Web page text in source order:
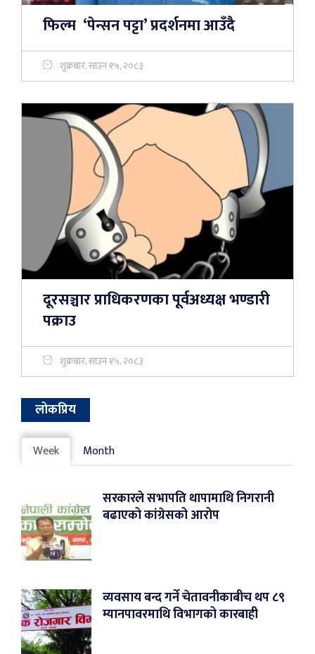
फिल्म ‘पेन्सन पट्टा’ प्रदर्शनमा आउँदै
शुक्रबार, साउन १५, २०८३
दूरसञ्चार प्राधिकरणका पूर्वअध्यक्ष भण्डारी
पक्राउ
शुक्रबार, साउन १५, २०८३
लोकप्रिय
Week Month
सरकारले सभापति थापामाथि निगरानी
बढाएको कांग्रेसको आरोप
व्यवसाय बन्द गर्ने चेतावनीकाबीच थप ८९
म्यानपावरमाथि विभागको कारबाही